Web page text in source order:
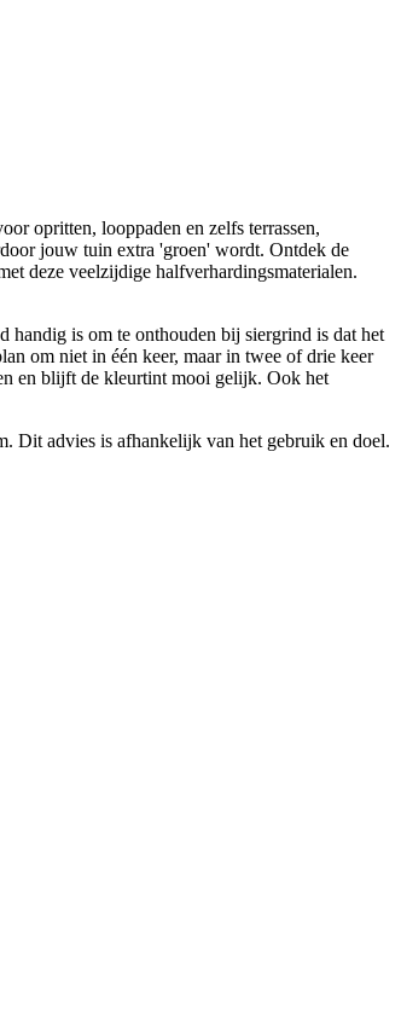
opritten, looppaden en zelfs terrassen,
jouw tuin extra 'groen' wordt. Ontdek de
deze veelzijdige halfverhardingsmaterialen.
handig is om te onthouden bij siergrind is dat het
om niet in één keer, maar in twee of drie keer
en blijft de kleurtint mooi gelijk. Ook het
Dit advies is afhankelijk van het gebruik en doel.